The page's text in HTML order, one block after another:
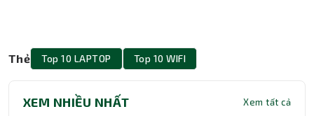
Thẻ Top 10 LAPTOP Top 10 WIFI
XEM NHIỀU NHẤT Xem tất cả